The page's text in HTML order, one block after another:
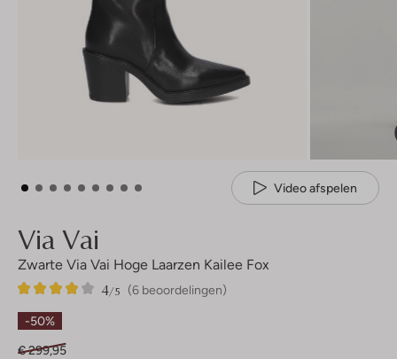
Video afspelen
Via Vai
Zwarte Via Vai Hoge Laarzen Kailee Fox
(6 beoordelingen)
4/5
6
4
Sterren
-50%
€ 299,95